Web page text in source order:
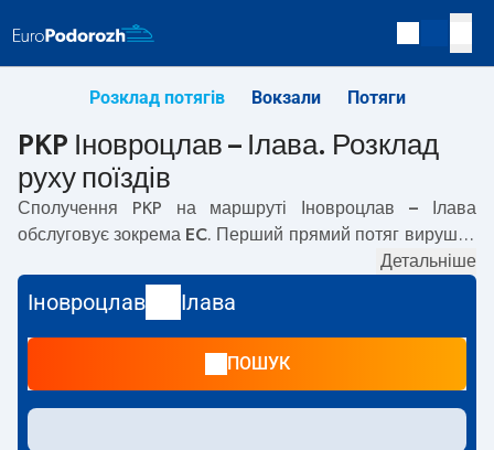
Розклад потягів Вокзали Потяги
PKP Іновроцлав – Ілава. Розклад
руху поїздів
Сполучення PKP на маршруті
Іновроцлав – Ілава
обслуговує зокрема EC. Перший прямий потяг вирушає
Ілава вирушає о 21:36. Найшвидший маршрут пропонує
потяг без пересадокDRWĘCA
триває01:30 . На маршрутіІновроцлав–Ілавакурсують
REG, IC Intercity, EIP Pendolino, EIC,
TLK— пропонують нижчу ціну квитка і зазвичай довший
час подорожі. Потяг завершує маршрут на станції Ілава.
Детальніше
Іновроцлав Ілава
ПОШУК